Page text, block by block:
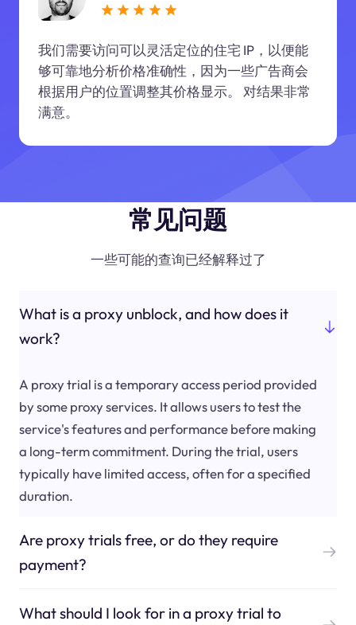
我们需要访问可以灵活定位的住宅 IP，以便能
够可靠地分析价格准确性，因为一些广告商会
根据用户的位置调整其价格显示。 对结果非常
满意。
常见问题
一些可能的查询已经解释过了
What is a proxy unblock, and how does it
work?
A proxy trial is a temporary access period provided
by some proxy services. It allows users to test the
service's features and performance before making
a long-term commitment. During the trial, users
typically have limited access, often for a specified
duration.
Are proxy trials free, or do they require
payment?
What should I look for in a proxy trial to